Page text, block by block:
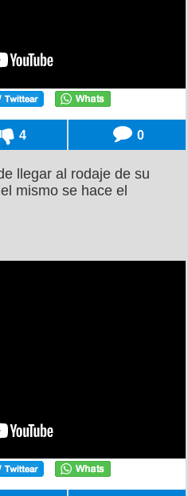
4 0
llegar al rodaje de su
mismo se hace el